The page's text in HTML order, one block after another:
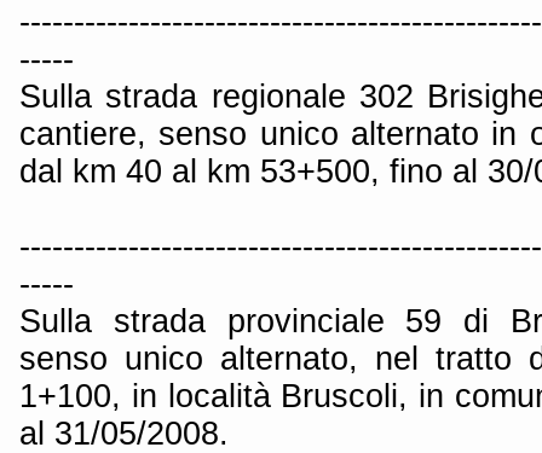
-----
Sulla strada regionale 302
cantiere, senso unico alternato in
dal km 40 al km 53+500, fino al
-----
Sulla strada provinciale 59 di
senso unico alternato, nel tratto
1+100, in località Bruscoli, in
al 31/05/2008.